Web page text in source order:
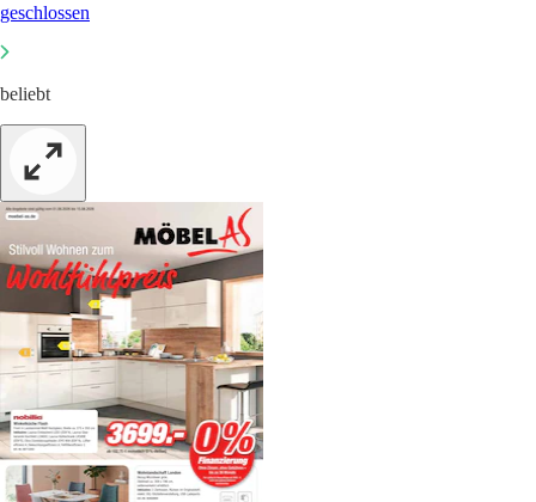
geschlossen
beliebt